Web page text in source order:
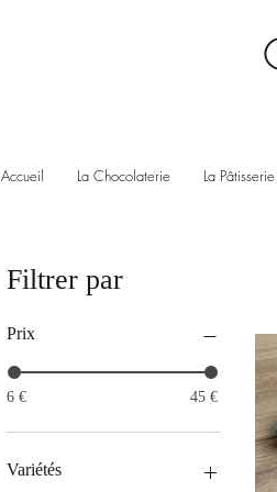
Accueil La Chocolaterie La Pâtisserie
Filtrer par
Prix
6 € 45 €
Variétés